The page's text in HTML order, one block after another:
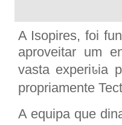
A Isopires, foi
aproveitar um
vasta experiꮣia
propriamente
A equipa que